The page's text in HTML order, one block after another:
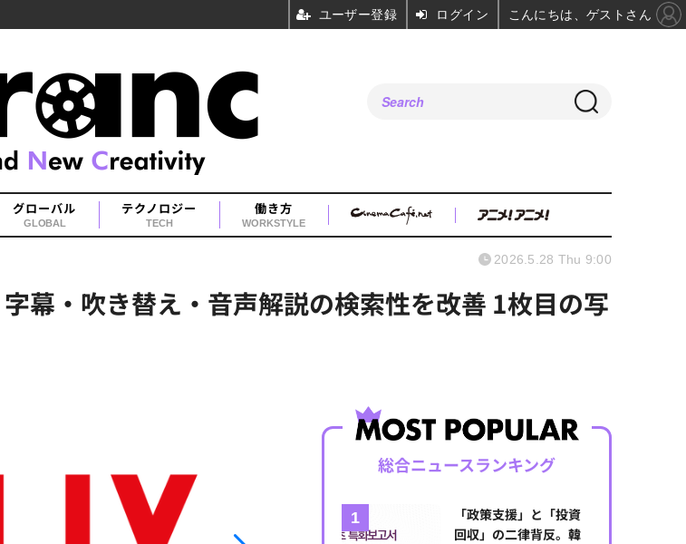
グローバル
GLOBAL
テクノロジー
TECH
働き方
WORKSTYLE
幕・吹き替え・音声解説の検索性を改善 1枚目の写
2026.5.28 Thu 9:00
総合ニュースランキング
「政策支援」と「投資
回収」の二律背反。韓
ユーザー登録 ログイン こんにちは、ゲストさん